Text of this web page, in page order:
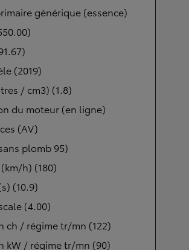
générique (essence)
(2019)
/ cm3) (1.8)
du moteur (en ligne)
(AV)
plomb 95)
h) (180)
(10.9)
(4.00)
ch / régime tr/mn (122)
kW / régime tr/mn (90)